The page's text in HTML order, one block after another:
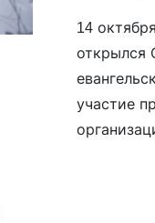
14
открылся
участие